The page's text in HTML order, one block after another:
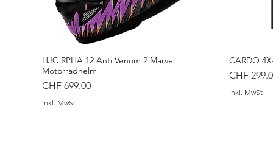
HJC RPHA 12 Anti Venom 2 Marvel
Motorradhelm
Preis
CHF 699.00
inkl. MwSt
CARDO
Preis
CHF
inkl. MwSt